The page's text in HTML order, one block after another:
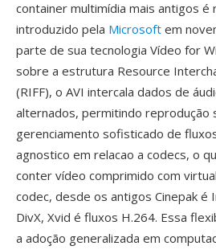
container multimídia mais antigos é
introduzido pela Microsoft em
parte de sua tecnologia Vídeo for
sobre a estrutura Resource
(RIFF), o AVI intercala dados de
alternados, permitindo reprodução
gerenciamento sofisticado de
agnostico em relacao a codecs, o
conter vídeo comprimido com
codec, desde os antigos Cinepak é
DivX, Xvid é fluxos H.264. Essa
a adoção generalizada em